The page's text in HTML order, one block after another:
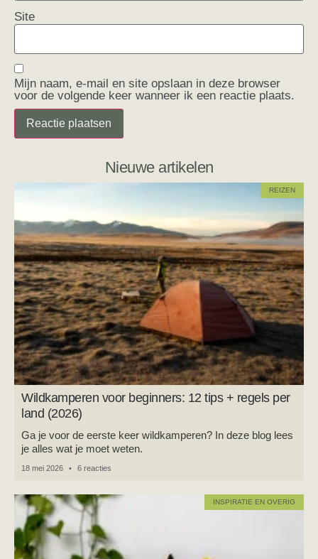
Site
Mijn naam, e-mail en site opslaan in deze browser
voor de volgende keer wanneer ik een reactie plaats.
Nieuwe artikelen
REIZEN
Wildkamperen voor beginners: 12 tips + regels per
land (2026)
Ga je voor de eerste keer wildkamperen? In deze blog lees
je alles wat je moet weten.
18 mei 2026 6 reacties
INSPIRATIE EN OVERIG